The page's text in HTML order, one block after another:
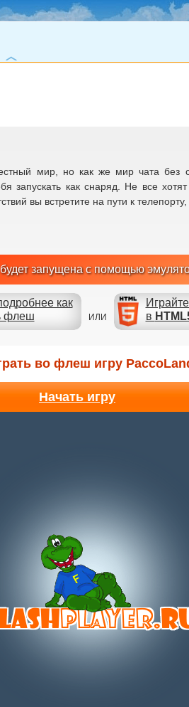
мир, но как же мир чата без
запускать как снаряд. Не все
вы встретите на пути к
запущена с помощью
как
флеш
ИЛИ
в
во флеш игру
Начать игру